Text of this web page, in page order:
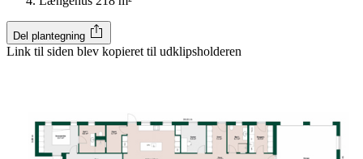
Del plantegning
Link til siden blev kopieret til udklipsholderen